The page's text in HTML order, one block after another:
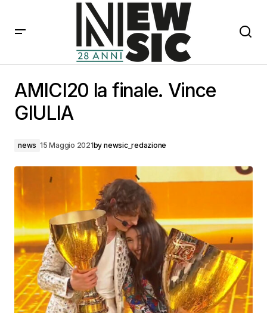
AMICI20 la finale. Vince
GIULIA
news 15 Maggio 2021by newsic_redazione